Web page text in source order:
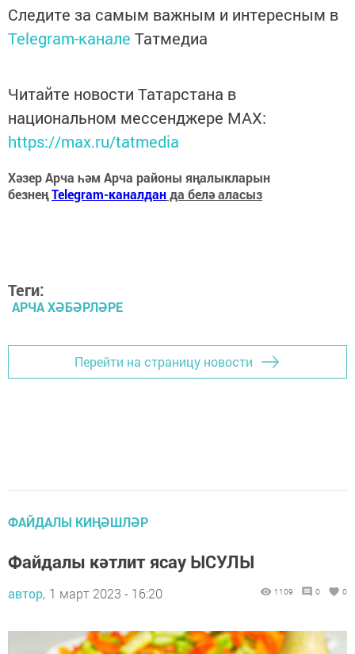
Следите за самым важным и интересным в
Telegram-канале Татмедиа
Читайте новости Татарстана в
национальном мессенджере MАХ:
https://max.ru/tatmedia
Хәзер Арча һәм Арча районы яңалыкларын
безнеңTelegram-каналданда белә аласыз
Теги:
АРЧА ХӘБӘРЛӘРЕ
Перейти на страницу новости
ФАЙДАЛЫ КИҢӘШЛӘР
Файдалы кәтлит ясау ЫСУЛЫ
автор, 1 март 2023 - 16:20 1109 0 0